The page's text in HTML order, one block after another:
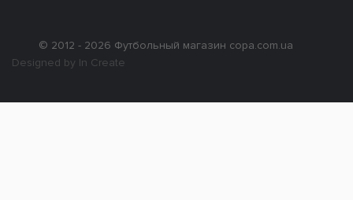
© 2012 - 2026 Футбольный магазин copa.com.ua
Designed by In Create